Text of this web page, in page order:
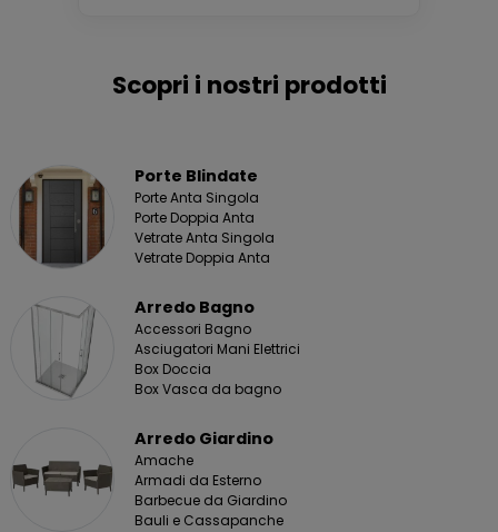
Scopri i nostri prodotti
Porte Blindate
Porte Anta Singola
Porte Doppia Anta
Vetrate Anta Singola
Vetrate Doppia Anta
Arredo Bagno
Accessori Bagno
Asciugatori Mani Elettrici
Box Doccia
Box Vasca da bagno
Arredo Giardino
Amache
Armadi da Esterno
Barbecue da Giardino
Bauli e Cassapanche